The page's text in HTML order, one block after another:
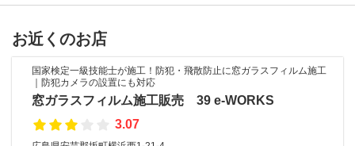
お近くのお店
国家検定一級技能士が施工！防犯・飛散防止に窓ガラスフィルム施工
｜防犯カメラの設置にも対応
窓ガラスフィルム施工販売 39 e-WORKS
3.07